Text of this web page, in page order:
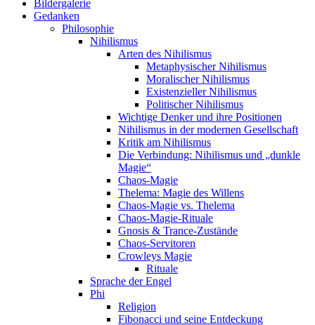
Bildergalerie
Gedanken
Philosophie
Nihilismus
Arten des Nihilismus
Metaphysischer Nihilismus
Moralischer Nihilismus
Existenzieller Nihilismus
Politischer Nihilismus
Wichtige Denker und ihre Positionen
Nihilismus in der modernen Gesellschaft
Kritik am Nihilismus
Die Verbindung: Nihilismus und „dunkle
Magie“
Chaos-Magie
Thelema: Magie des Willens
Chaos-Magie vs. Thelema
Chaos-Magie-Rituale
Gnosis & Trance-Zustände
Chaos-Servitoren
Crowleys Magie
Rituale
Sprache der Engel
Phi
Religion
Fibonacci und seine Entdeckung